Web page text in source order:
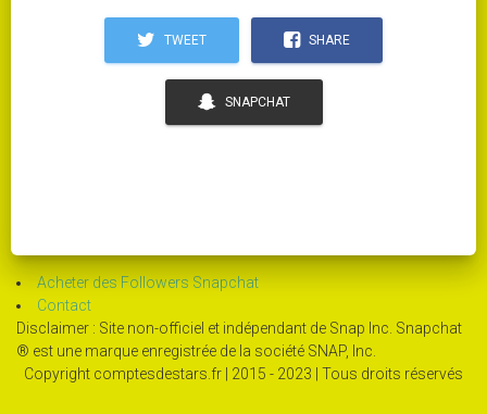
TWEET SHARE
SNAPCHAT
Acheter des Followers Snapchat
Contact
Disclaimer : Site non-officiel et indépendant de Snap Inc. Snapchat
® est une marque enregistrée de la société SNAP, Inc.
Copyright comptesdestars.fr | 2015 - 2023 | Tous droits réservés